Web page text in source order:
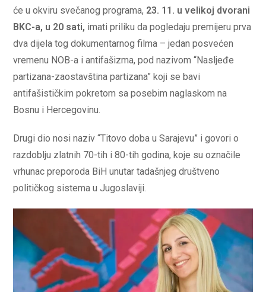
će u okviru svečanog programa, 23. 11. u velikoj dvorani
BKC-a, u 20 sati, imati priliku da pogledaju premijeru prva
dva dijela tog dokumentarnog filma – jedan posvećen
vremenu NOB-a i antifašizma, pod nazivom “Nasljeđe
partizana-zaostavština partizana” koji se bavi
antifašističkim pokretom sa posebim naglaskom na
Bosnu i Hercegovinu.
Drugi dio nosi naziv “Titovo doba u Sarajevu” i govori o
razdoblju zlatnih 70-tih i 80-tih godina, koje su označile
vrhunac preporoda BiH unutar tadašnjeg društveno
političkog sistema u Jugoslaviji.